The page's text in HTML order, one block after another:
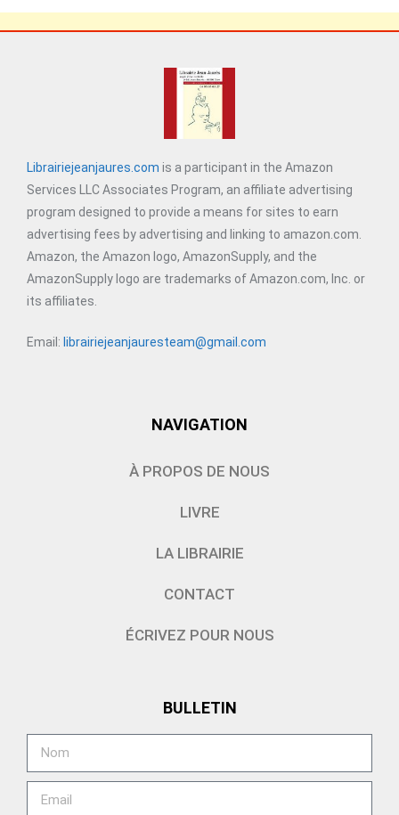
Librairiejeanjaures.com is a participant in the Amazon
Services LLC Associates Program, an affiliate advertising
program designed to provide a means for sites to earn
advertising fees by advertising and linking to amazon.com.
Amazon, the Amazon logo, AmazonSupply, and the
AmazonSupply logo are trademarks of Amazon.com, Inc. or
its affiliates.
Email: librairiejeanjauresteam@gmail.com
NAVIGATION
À PROPOS DE NOUS
LIVRE
LA LIBRAIRIE
CONTACT
ÉCRIVEZ POUR NOUS
BULLETIN